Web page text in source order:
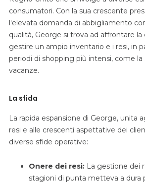
consumatori. Con la sua crescente
l'elevata domanda di abbigliamento
qualità, George si trova ad affrontare
gestire un ampio inventario e i resi, in
periodi di shopping più intensi, come
vacanze.
La sfida
La rapida espansione di George, unita
resi e alle crescenti aspettative dei
diverse sfide operative:
Onere dei resi: La gestione dei
stagioni di punta metteva a dura